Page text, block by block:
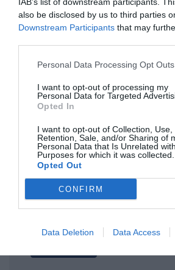
also be disclosed by us to third parties
Downstream Participants that may
Personal Data Processing Opt Outs
I want to opt-out of processing my
Personal Data for Targeted
Opted In
I want to opt-out of Collection, Use,
Retention, Sale, and/or Sharing of
Personal Data that Is Unrelated
Purposes for which it was collected.
Opted Out
CONFIRM
Data Deletion Data Access
ΣΧΟΛΙΟ